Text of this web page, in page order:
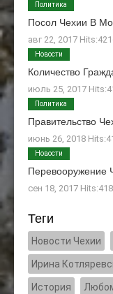
Посол Чехии В
авг 22, 2017
Политика
Количество
июль 25, 2017
Новости
Правительство
июнь 26, 2018
Политика
сен 18, 2017
Новости
Теги
Новости Чехии
Ирина
История